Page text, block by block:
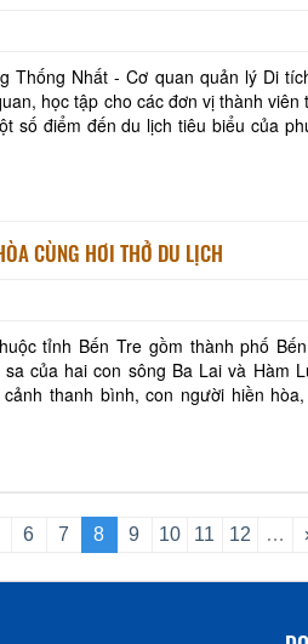
Thống Nhất - Cơ quan quản lý Di
học tập cho các đơn vị thành viên
số điểm đến du lịch tiêu biểu của
CÙNG HƠI THỞ DU LỊCH
tỉnh Bến Tre gồm thành phố
của hai con sông Ba Lai và Hàm
thanh bình, con người hiền hòa,
6 7 8 9 10 11 12 …